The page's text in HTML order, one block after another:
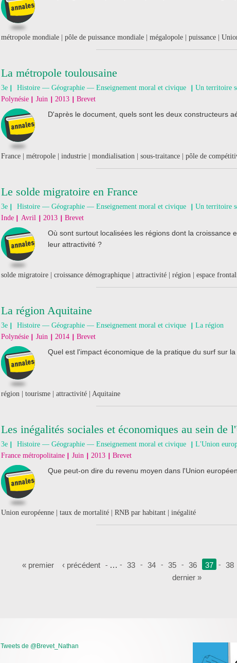
métropole mondiale | pôle de puissance mondiale | mégalopole | puissance |
La métropole toulousaine
3e Histoire — Géographie — Enseignement moral et civique
Un territoire
Polynésie Juin 2013 Brevet
D'après le document, quels sont les deux constructeurs
France | métropole | industrie | mondialisation | sous-traitance | pôle de
Le solde migratoire en France
3e Histoire — Géographie — Enseignement moral et civique
Un territoire
Inde Avril 2013 Brevet
Où sont surtout localisées les régions dont la croissance
leur attractivité ?
solde migratoire | croissance démographique | attractivité | région | espace
La région Aquitaine
3e Histoire — Géographie — Enseignement moral et civique
La région
Polynésie Juin 2014 Brevet
Quel est l'impact économique de la pratique du surf sur
région | tourisme | attractivité | Aquitaine
Les inégalités sociales et économiques au sein de
3e Histoire — Géographie — Enseignement moral et civique
L'Union
France métropolitaine Juin 2013 Brevet
Que peut-on dire du revenu moyen dans l'Union
Union européenne | taux de mortalité | RNB par habitant | inégalité
Pages« premier ‹ précédent … 33 34 35 36 37 38
dernier »
Tweets de @Brevet_Nathan